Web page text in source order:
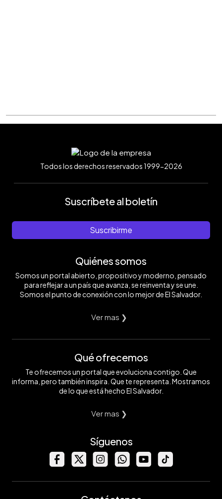
Todos los derechos reservados 1999-2026
Suscríbete al boletín
Suscribirme
Quiénes somos
Somos un portal abierto, propositivo y moderno, pensado
para reflejar a un país que avanza, se reinventa y se une.
Somos el punto de conexión con lo mejor de El Salvador.
Ver mas ❯
Qué ofrecemos
Te ofrecemos un portal que evoluciona contigo. Que
informa, pero también inspira. Que te representa. Mostramos
de lo que está hecho El Salvador.
Ver mas ❯
Síguenos